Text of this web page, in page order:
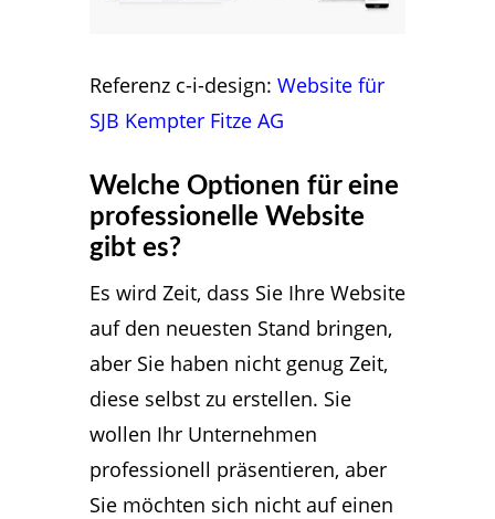
Referenz c-i-design: Website für
SJB Kempter Fitze AG
Welche Optionen für eine
professionelle Website
gibt es?
Es wird Zeit, dass Sie Ihre Website
auf den neuesten Stand bringen,
aber Sie haben nicht genug Zeit,
diese selbst zu erstellen. Sie
wollen Ihr Unternehmen
professionell präsentieren, aber
Sie möchten sich nicht auf einen